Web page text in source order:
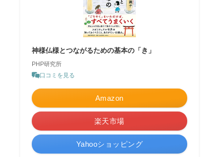
神様仏様とつながるための基本の「き」
PHP研究所
口コミを見る
Amazon
楽天市場
Yahooショッピング